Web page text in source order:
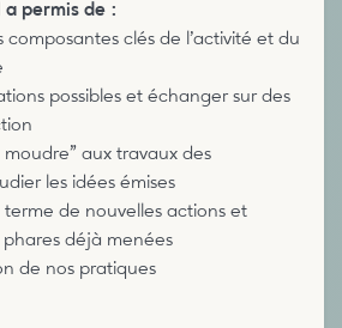
permis de :
composantes clés de l’activité et du
possibles et échanger sur des
aux travaux des
les idées émises
de nouvelles actions et
déjà menées
de nos pratiques